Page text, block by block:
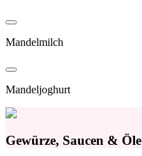
Mandelmilch
Mandeljoghurt
Gewürze, Saucen & Öle